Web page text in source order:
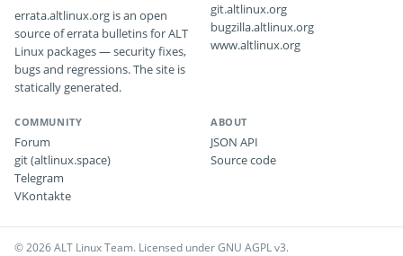
errata.altlinux.org is an open
source of errata bulletins for ALT
Linux packages — security fixes,
bugs and regressions. The site is
statically generated.
git.altlinux.org
bugzilla.altlinux.org
www.altlinux.org
COMMUNITY
Forum
git (altlinux.space)
Telegram
VKontakte
ABOUT
JSON API
Source code
© 2026 ALT Linux Team. Licensed under GNU AGPL v3.